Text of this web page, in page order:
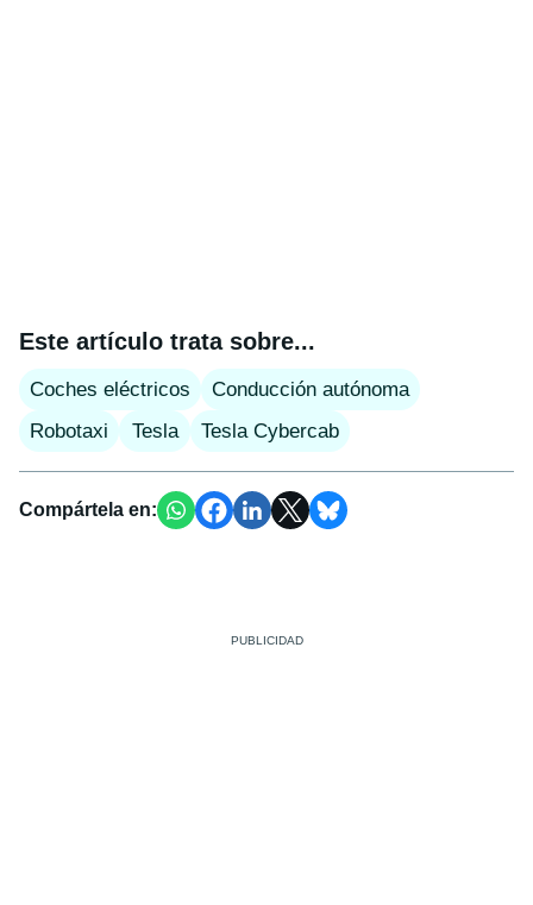
Este artículo trata sobre...
Coches eléctricos
Conducción autónoma
Robotaxi
Tesla Tesla Cybercab
Compártela en: